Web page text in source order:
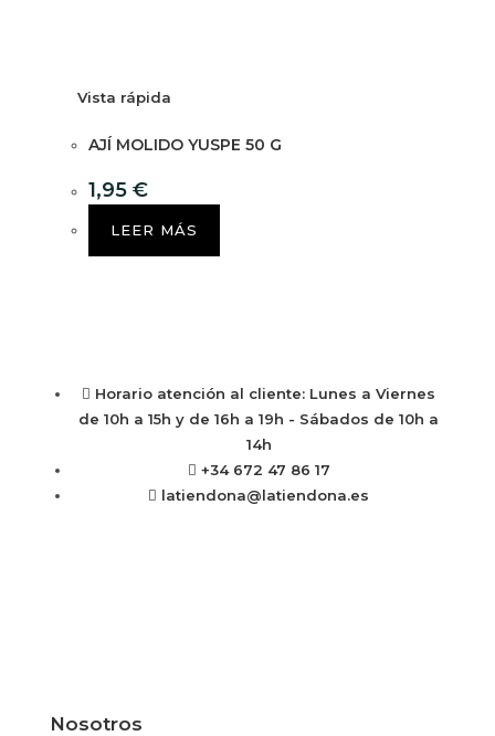
Vista rápida
AJÍ MOLIDO YUSPE 50 G
1,95 €
LEER MÁS
Horario atención al cliente: Lunes a Viernes
de 10h a 15h y de 16h a 19h - Sábados de 10h a
14h
+34 672 47 86 17
latiendona@latiendona.es
Nosotros